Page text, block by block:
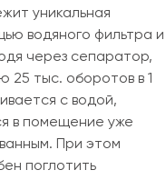
уникальная
водяного фильтра и
через сепаратор,
25 тыс. оборотов в 1
с водой,
в помещение уже
При этом
поглотить